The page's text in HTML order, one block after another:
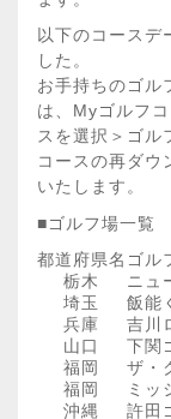
以下のコースデ
した。
お手持ちのゴル
は、Myゴルフ
スを選択＞ゴル
コースの再ダウ
いたします。
■ゴルフ場一覧
都道府県名 ゴル
栃木
ニュ
埼玉
飯能
兵庫
吉川
山口
下関
福岡
ザ・
福岡
ミッ
沖縄
許田